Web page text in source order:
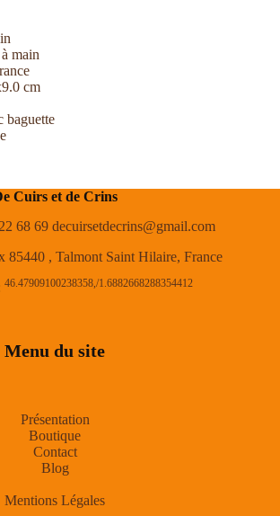
main
cm
baguette
Cuirs et de Crins
68 69 decuirsetdecrins@gmail.com
85440 , Talmont Saint Hilaire, France
46.47909100238358,/1.6882668288354412
Menu du site
Présentation
Boutique
Contact
Blog
Mentions Légales